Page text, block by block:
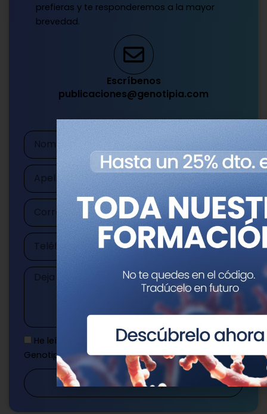
prefieras y te responderemos a la mayor
brevedad.
Escríbenos
publicaciones@genotipia.com
Nombre
Apellidos
Correo
electrónico
Teléfono
Mensaje
He leído y acepto laPolítica de privacidadde
Genotipia
Enviar mensaje